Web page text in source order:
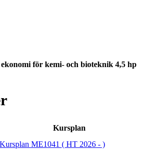
för kemi- och bioteknik 4,5 hp
Kursplan
Kursplan ME1041 ( HT 2026 - )